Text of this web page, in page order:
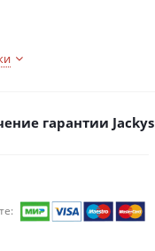
гарантии Jackys